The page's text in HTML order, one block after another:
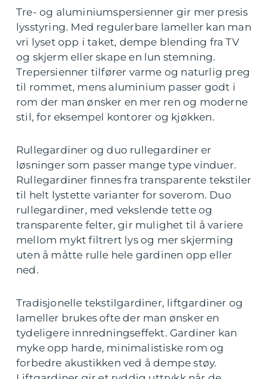
Tre- og aluminiumspersienner gir mer presis
lysstyring. Med regulerbare lameller kan man
vri lyset opp i taket, dempe blending fra TV
og skjerm eller skape en lun stemning.
Trepersienner tilfører varme og naturlig preg
til rommet, mens aluminium passer godt i
rom der man ønsker en mer ren og moderne
stil, for eksempel kontorer og kjøkken.
Rullegardiner og duo rullegardiner er
løsninger som passer mange type vinduer.
Rullegardiner finnes fra transparente tekstiler
til helt lystette varianter for soverom. Duo
rullegardiner, med vekslende tette og
transparente felter, gir mulighet til å variere
mellom mykt filtrert lys og mer skjerming
uten å måtte rulle hele gardinen opp eller
ned.
Tradisjonelle tekstilgardiner, liftgardiner og
lameller brukes ofte der man ønsker en
tydeligere innredningseffekt. Gardiner kan
myke opp harde, minimalistiske rom og
forbedre akustikken ved å dempe støy.